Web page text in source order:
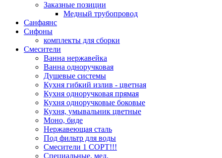
Заказные позиции
Медный трубопровод
Санфаянс
Сифоны
комплекты для сборки
Смесители
Ванна нержавейка
Ванна одноручковая
Душевые системы
Кухня гибкий излив - цветная
Кухня одноручковая прямая
Кухня одноручковые боковые
Кухня, умывальник цветные
Моно, биде
Нержавеющая сталь
Под фильтр для воды
Смесители 1 СОРТ!!!
Специальные, мед.